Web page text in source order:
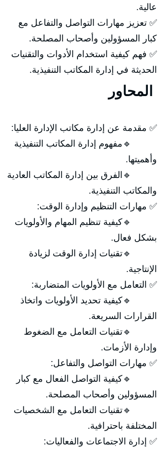
عالية.
✅ تعزيز مهارات التواصل والتفاعل مع
كبار المسؤولين وأصحاب المصلحة.
✅ فهم كيفية استخدام الأدوات والتقنيات
الحديثة في إدارة المكاتب التنفيذية.
✅ مقدمة عن إدارة مكاتب الإدارة العليا:
🔹مفهوم إدارة المكاتب التنفيذية
وأهميتها.
🔹الفرق بين إدارة المكاتب العادية
والمكاتب التنفيذية.
✅ مهارات التنظيم وإدارة الوقت:
🔹كيفية تنظيم المهام والأولويات
بشكل فعال.
🔹تقنيات إدارة الوقت لزيادة
الإنتاجية.
✅ التعامل مع الأولويات المتضاربة:
🔹كيفية تحديد الأولويات واتخاذ
القرارات السريعة.
🔹تقنيات التعامل مع الضغوط
وإدارة الأزمات.
✅ مهارات التواصل والتفاعل:
🔹كيفية التواصل الفعال مع كبار
المسؤولين وأصحاب المصلحة.
🔹تقنيات التعامل مع الشخصيات
المختلفة باحترافية.
✅ إدارة الاجتماعات والفعاليات: